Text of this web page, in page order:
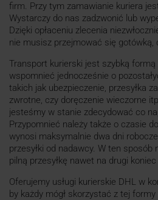
firm. Przy tym zamawianie kuriera
Wystarczy do nas zadzwonić lub
Dzięki opłaceniu zlecenia
nie musisz przejmować się gotówką,
Transport kurierski jest szybką
wspomnieć jednocześnie o
takich jak ubezpieczenie, przesyłka
zwrotne, czy doręczenie wieczorne
jesteśmy w stanie zdecydować co
Przypomnieć należy także o czasie
wynosi maksymalnie dwa dni
przesyłki od nadawcy. W ten
pilną przesyłkę nawet na drugi
Oferujemy usługi kurierskie DHL w
by każdy mógł skorzystać z tej